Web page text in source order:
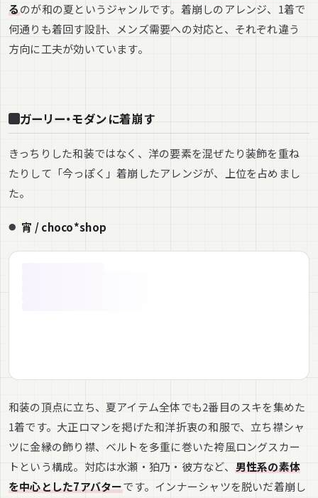
るのが和の夏というジャンルです。着崩しのアレンジ、1着で
何通りも着回す設計、メンズ需要への対応と、それぞれ違う
方向に工夫が効いています。
ガーリー・モダンに着崩す
きっちりした和装ではなく、洋の要素を混ぜたり装飾を重ね
たりして「今っぽく」着崩したアレンジが、上位を占めまし
た。
宵 / choco*shop
和装の頂点に立ち、夏アイテム全体でも2番目のスキを集めた
1着です。大正ロマンを掲げた和洋折衷の和服で、立ち襟シャ
ツに金縁の飾り襟、ベルトを多重に巻いた袴風ロングスカー
トという構成。対応は水瀬・狛乃・彼方など、 男性系の素体
を中心とした7アバターです。インナーシャツを脱いだ着崩し